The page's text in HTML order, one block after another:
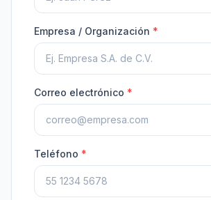
Empresa / Organización *
Correo electrónico *
Teléfono *